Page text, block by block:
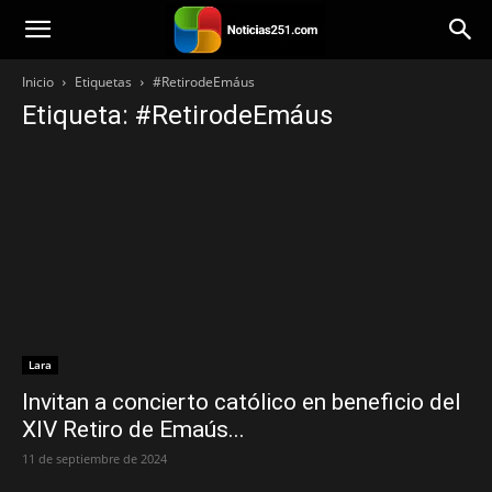
Noticias251
Inicio Etiquetas #RetirodeEmáus
Etiqueta: #RetirodeEmáus
Lara
Invitan a concierto católico en beneficio del
XIV Retiro de Emaús...
11 de septiembre de 2024